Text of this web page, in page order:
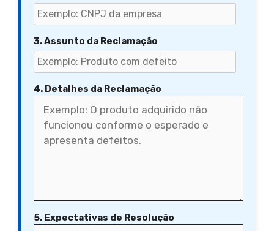
3. Assunto da Reclamação
4. Detalhes da Reclamação
5. Expectativas de Resolução